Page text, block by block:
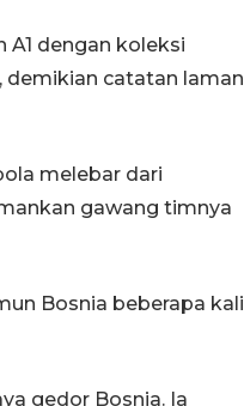
dengan koleksi
demikian catatan laman
melebar dari
gawang timnya
Bosnia beberapa kali
gedor Bosnia. Ia